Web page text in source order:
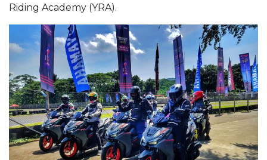
Riding Academy (YRA).